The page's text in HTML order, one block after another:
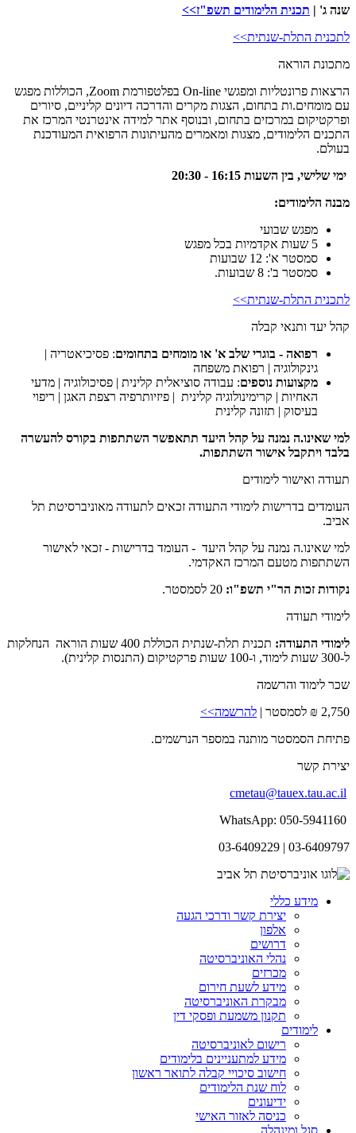
שנה ג' | תכנית הלימודים תשפ"ז>>
לתכנית התלת-שנתית>>
מתכונת הוראה
הרצאות פרונטליות ומפגשי On-line בפלטפורמת Zoom, הכוללות מפגש
עם מומחים.ות בתחום, הצגות מקרים והדרכה דיונים קליניים, סיורים
ופרקטיקום במרכזים בתחום, ובנוסף אתר למידה אינטרנטי המרכז את
התכנים הלימודים, מצגות ומאמרים מהעיתונות הרפואית המעודכנת
בעולם.
ימי שלישי, בין השעות 16:15 - 20:30
מבנה הלימודים:
מפגש שבועי
5 שעות אקדמיות בכל מפגש
סמסטר א': 12 שבועות
סמסטר ב': 8 שבועות.
לתכנית התלת-שנתית>>
קהל יעד ותנאי קבלה
רפואה - בוגרי שלב א' או מומחים בתחומים: פסיכיאטריה |
גינקולוגיה | רפואת משפחה
מקצועות נוספים: עבודה סוציאלית קלינית | פסיכולוגיה | מדעי
האחיות | קרימינולוגיה קלינית | פיזיותרפיה רצפת האגן | ריפוי
בעיסוק | תזונה קלינית
למי שאינו.ה נמנה על קהל היעד תתאפשר השתתפות בקורס להעשרה
בלבד ויתקבל אישור השתתפות.
תעודה ואישור לימודים
העומדים בדרישות לימודי התעודה זכאים לתעודה מאוניברסיטת תל
אביב.
למי שאינו.ה נמנה על קהל היעד - העומד בדרישות - זכאי לאישור
השתתפות מטעם המרכז האקדמי.
נקודות זכות הר"י תשפ"ו: 20 לסמסטר.
לימודי תעודה
לימודי התעודה:
תכנית תלת-שנתית הכוללת 400 שעות הוראה הנחלקות
ל-300 שעות לימוד, ו-100 שעות פרקטיקום (התנסות קלינית).
שכר לימוד והרשמה
2,750 ₪ לסמסטר |
להרשמה>>
פתיחת הסמסטר מותנה במספר הנרשמים.
יצירת קשר
cmetau@tauex.tau.ac.il
03-6409797 | 03-6409229
מידע כללי
יצירת קשר ודרכי הגעה
אלפון
דרושים
נהלי האוניברסיטה
מכרזים
מידע לשעת חירום
מבקרת האוניברסיטה
תקנון משמעת ופסקי דין
לימודים
רישום לאוניברסיטה
מידע למתעניינים בלימודים
חישוב סיכויי קבלה לתואר ראשון
לוח שנת הלימודים
ידיעונים
כניסה לאזור האישי
סגל ומינהלה